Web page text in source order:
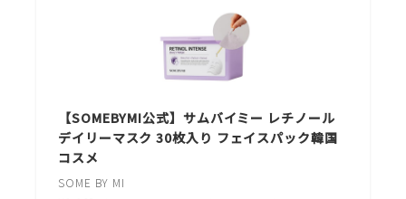
【SOMEBYMI公式】サムバイミー レチノール
デイリーマスク 30枚入り フェイスパック韓国
コスメ
SOME BY MI